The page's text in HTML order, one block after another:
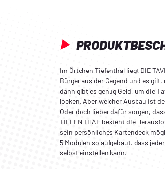
Im Örtchen Tiefenthal liegt DIE
Bürger aus der Gegend und es
dann gibt es genug Geld, um die
locken. Aber welcher Ausbau ist
Oder doch lieber dafür sorgen,
TIEFEN THAL besteht die
sein persönliches Kartendeck
5 Modulen so aufgebaut, dass
selbst einstellen kann.